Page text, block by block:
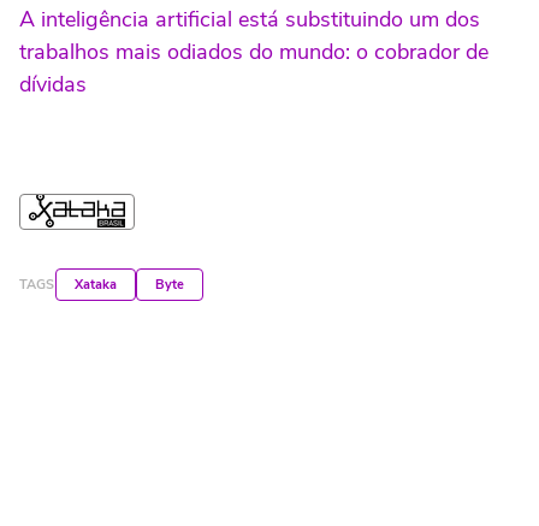
A inteligência artificial está substituindo um dos
trabalhos mais odiados do mundo: o cobrador de
dívidas
TAGS Xataka Byte